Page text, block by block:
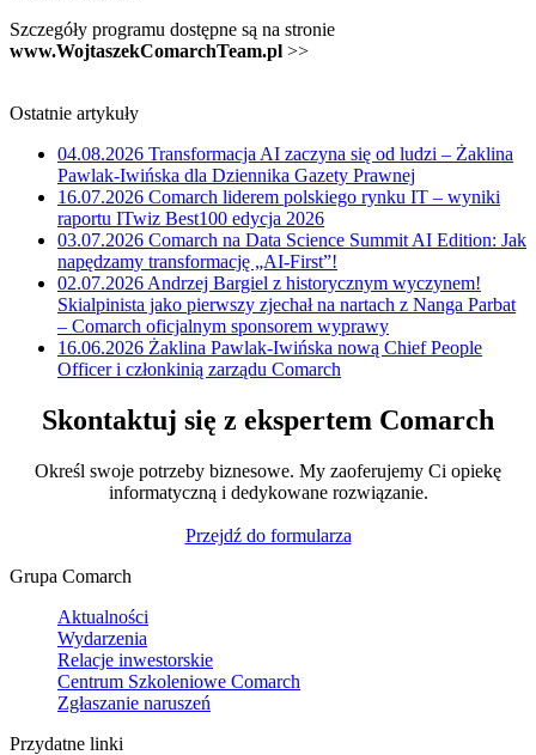
Szczegóły programu dostępne są na stronie
www.WojtaszekComarchTeam.pl >>
Ostatnie artykuły
04.08.2026 Transformacja AI zaczyna się od ludzi – Żaklina
Pawlak-Iwińska dla Dziennika Gazety Prawnej
16.07.2026 Comarch liderem polskiego rynku IT – wyniki
raportu ITwiz Best100 edycja 2026
03.07.2026 Comarch na Data Science Summit AI Edition: Jak
napędzamy transformację „AI-First”!
02.07.2026 Andrzej Bargiel z historycznym wyczynem!
Skialpinista jako pierwszy zjechał na nartach z Nanga Parbat
– Comarch oficjalnym sponsorem wyprawy
16.06.2026 Żaklina Pawlak-Iwińska nową Chief People
Officer i członkinią zarządu Comarch
Skontaktuj się z ekspertem Comarch
Określ swoje potrzeby biznesowe. My zaoferujemy Ci opiekę
informatyczną i dedykowane rozwiązanie.
Przejdź do formularza
Grupa Comarch
Aktualności
Wydarzenia
Relacje inwestorskie
Centrum Szkoleniowe Comarch
Zgłaszanie naruszeń
Przydatne linki